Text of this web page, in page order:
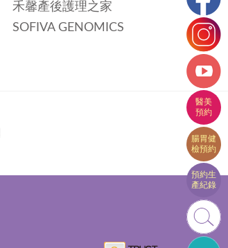
禾馨產後護理之家
SOFIVA GENOMICS